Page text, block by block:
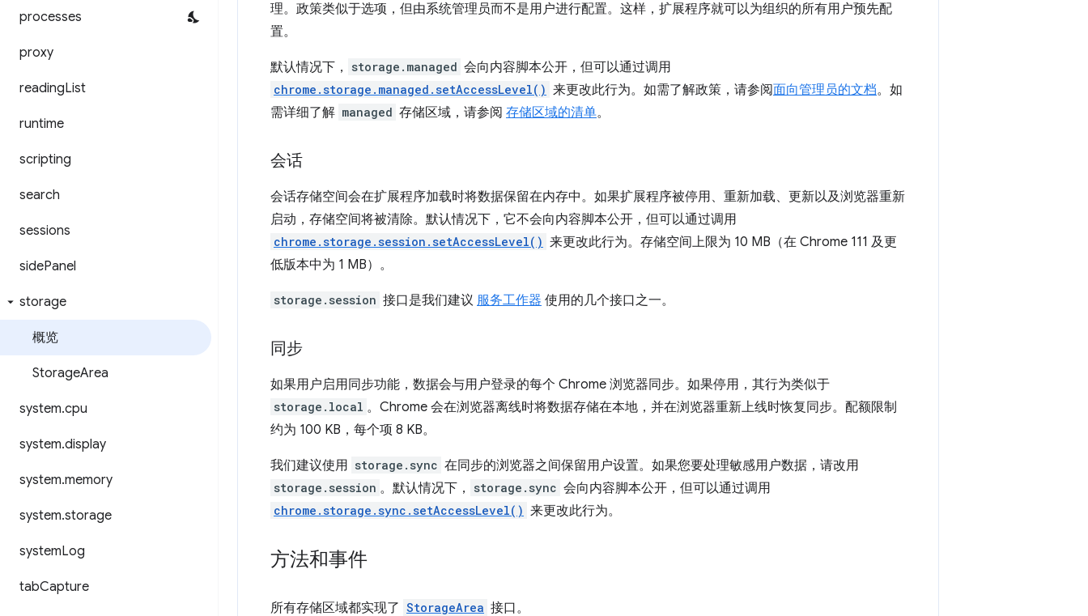
processes
proxy
readingList
runtime
scripting
search
sessions
sidePanel
storage
概览
StorageArea
system.cpu
system.display
system.memory
system.storage
systemLog
tabCapture
理。政策类似于选项，但由系统管理员而不是用户进行配置。这样，扩展程序就可以为组织的所有用户预先配
置。
默认情况下， storage.managed 会向内容脚本公开，但可以通过调用
chrome.storage.managed.setAccessLevel() 来更改此行为。如需了解政策，请参阅面向管理员的文档。如
需详细了解 managed 存储区域，请参阅 存储区域的清单。
会话
会话存储空间会在扩展程序加载时将数据保留在内存中。如果扩展程序被停用、重新加载、更新以及浏览器重新
启动，存储空间将被清除。默认情况下，它不会向内容脚本公开，但可以通过调用
chrome.storage.session.setAccessLevel() 来更改此行为。存储空间上限为 10 MB（在 Chrome 111 及更
低版本中为 1 MB）。
storage.session 接口是我们建议 服务工作器 使用的几个接口之一。
同步
如果用户启用同步功能，数据会与用户登录的每个 Chrome 浏览器同步。如果停用，其行为类似于
storage.local 。Chrome 会在浏览器离线时将数据存储在本地，并在浏览器重新上线时恢复同步。配额限制
约为 100 KB，每个项 8 KB。
我们建议使用 storage.sync 在同步的浏览器之间保留用户设置。如果您要处理敏感用户数据，请改用
storage.session 。默认情况下， storage.sync 会向内容脚本公开，但可以通过调用
chrome.storage.sync.setAccessLevel() 来更改此行为。
方法和事件
所有存储区域都实现了 StorageArea 接口。